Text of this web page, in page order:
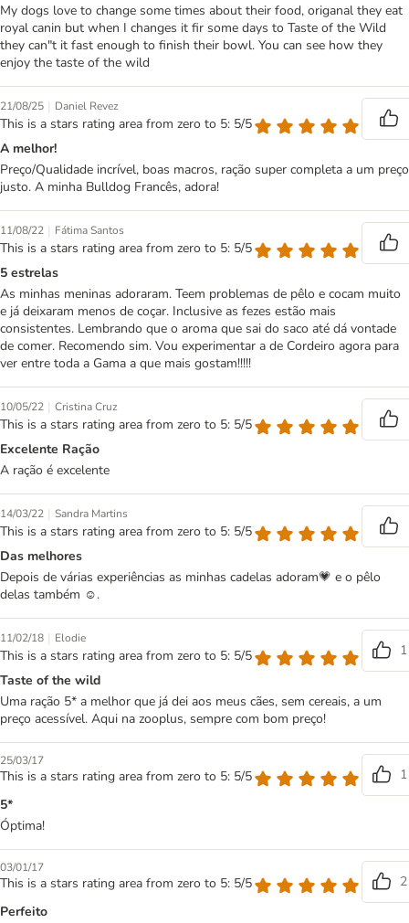
My dogs love to change some times about their food, origanal they eat
royal canin but when I changes it fir some days to Taste of the Wild
they can"t it fast enough to finish their bowl. You can see how they
enjoy the taste of the wild
21/08/25 | Daniel Revez
This is a stars rating area from zero to 5: 5/5
A melhor!
Preço/Qualidade incrível, boas macros, ração super completa a um preço
justo. A minha Bulldog Francês, adora!
11/08/22 | Fátima Santos
This is a stars rating area from zero to 5: 5/5
5 estrelas
As minhas meninas adoraram. Teem problemas de pêlo e cocam muito
e já deixaram menos de coçar. Inclusive as fezes estão mais
consistentes. Lembrando que o aroma que sai do saco até dá vontade
de comer. Recomendo sim. Vou experimentar a de Cordeiro agora para
ver entre toda a Gama a que mais gostam!!!!!
10/05/22 | Cristina Cruz
This is a stars rating area from zero to 5: 5/5
Excelente Ração
A ração é excelente
14/03/22 | Sandra Martins
This is a stars rating area from zero to 5: 5/5
Das melhores
Depois de várias experiências as minhas cadelas adoram💗 e o pêlo
delas também ☺️.
11/02/18 | Elodie
This is a stars rating area from zero to 5: 5/5
1
Taste of the wild
Uma ração 5* a melhor que já dei aos meus cães, sem cereais, a um
preço acessível. Aqui na zooplus, sempre com bom preço!
25/03/17
This is a stars rating area from zero to 5: 5/5
1
5*
Óptima!
03/01/17
This is a stars rating area from zero to 5: 5/5
2
Perfeito